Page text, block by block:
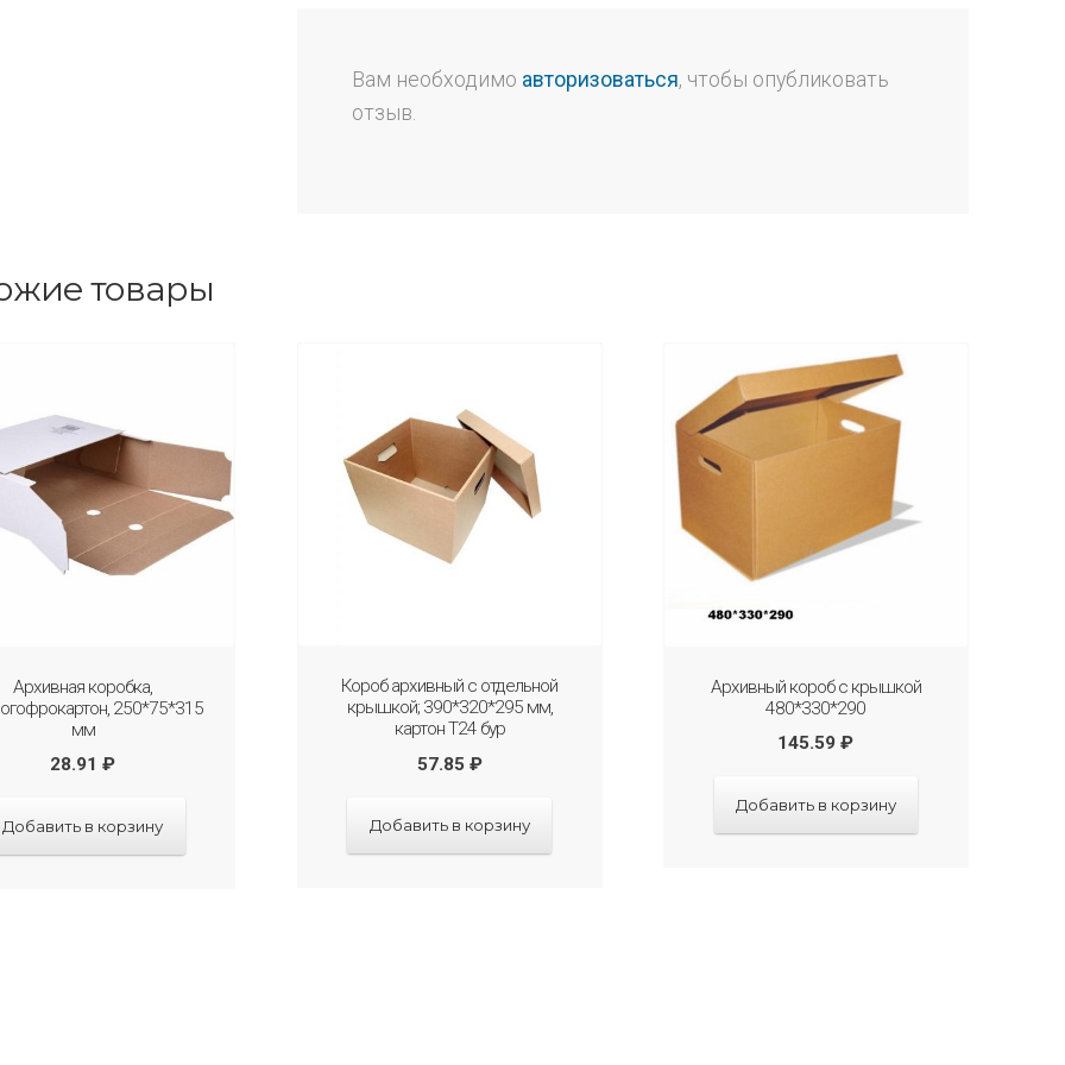
Вам необходимо авторизоваться, чтобы опубликовать
отзыв.
товары
Архивная коробка,
250*75*315
мм
28.91₽
Добавить в корзину
Короб архивный с отдельной
крышкой; 390*320*295 мм,
картон Т24 бур
57.85 ₽
Добавить в корзину
Архивный короб с крышкой
480*330*290
145.59₽
Добавить в корзину